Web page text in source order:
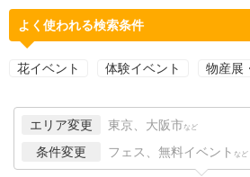
よく使われる検索条件
花イベント 体験イベント 物産展
エリア変更 東京、大阪市 など
条件変更 フェス、無料イベント など